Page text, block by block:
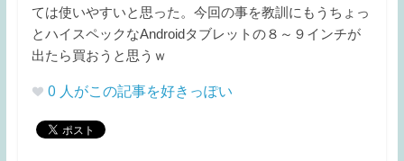
ては使いやすいと思った。今回の事を教訓にもうちょっ
とハイスペックなAndroidタブレットの８～９インチが
出たら買おうと思うｗ
0 人がこの記事を好きっぽい